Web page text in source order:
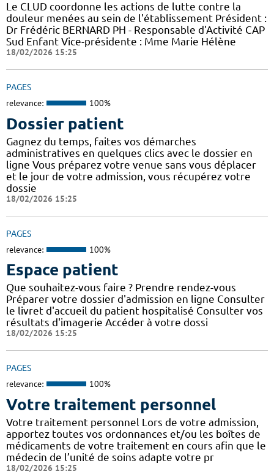
Le CLUD coordonne les actions de lutte contre la
douleur menées au sein de l'établissement Président :
Dr Frédéric BERNARD PH - Responsable d'Activité CAP
Sud Enfant Vice-présidente : Mme Marie Hélène
18/02/2026 15:25
PAGES
relevance: 100%
Dossier patient
Gagnez du temps, faites vos démarches
administratives en quelques clics avec le dossier en
ligne Vous préparez votre venue sans vous déplacer
et le jour de votre admission, vous récupérez votre
dossie
18/02/2026 15:25
PAGES
relevance: 100%
Espace patient
Que souhaitez-vous faire ? Prendre rendez-vous
Préparer votre dossier d'admission en ligne Consulter
le livret d'accueil du patient hospitalisé Consulter vos
résultats d'imagerie Accéder à votre dossi
18/02/2026 15:25
PAGES
relevance: 100%
Votre traitement personnel
Votre traitement personnel Lors de votre admission,
apportez toutes vos ordonnances et/ou les boîtes de
médicaments de votre traitement en cours afin que le
médecin de l’unité de soins adapte votre pr
18/02/2026 15:25